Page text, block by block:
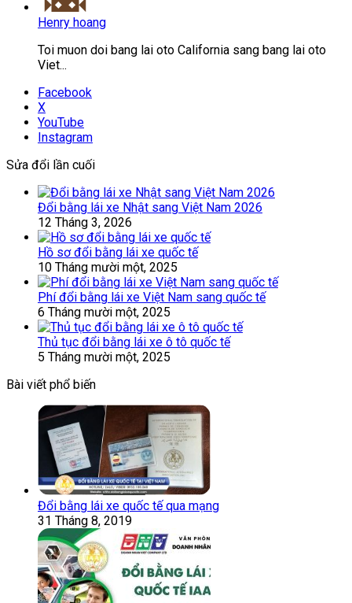
Henry hoang
Toi muon doi bang lai oto California sang bang lai oto
Viet...
Facebook
X
YouTube
Instagram
Sửa đổi lần cuối
Đổi bằng lái xe Nhật sang Việt Nam 2026
12 Tháng 3, 2026
Hồ sơ đổi bằng lái xe quốc tế
10 Tháng mười một, 2025
Phí đổi bằng lái xe Việt Nam sang quốc tế
6 Tháng mười một, 2025
Thủ tục đổi bằng lái xe ô tô quốc tế
5 Tháng mười một, 2025
Bài viết phổ biến
Đổi bằng lái xe quốc tế qua mạng
31 Tháng 8, 2019